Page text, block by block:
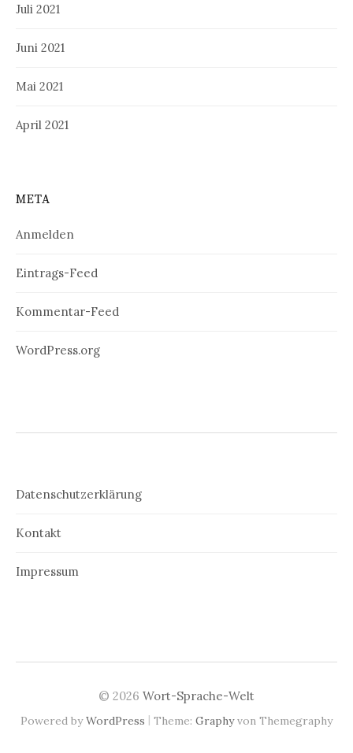
Juli 2021
Juni 2021
Mai 2021
April 2021
META
Anmelden
Eintrags-Feed
Kommentar-Feed
WordPress.org
Datenschutzerklärung
Kontakt
Impressum
© 2026 Wort-Sprache-Welt
Powered byWordPress | Theme: Graphyvon Themegraphy